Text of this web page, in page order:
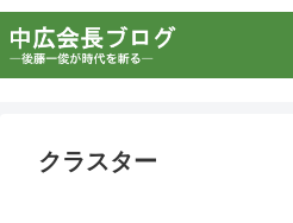
クラスター